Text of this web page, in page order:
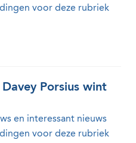
voor deze rubriek
Porsius wint
en interessant nieuws
voor deze rubriek